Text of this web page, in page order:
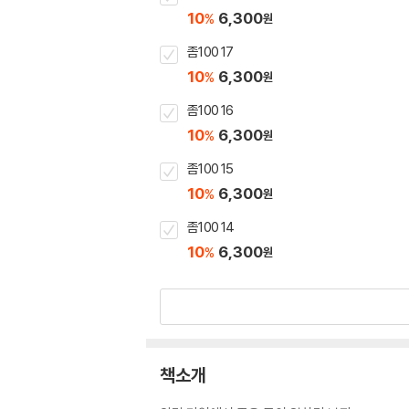
10% 6,300원
좀100 17
10% 6,300원
좀100 16
10% 6,300원
좀100 15
10% 6,300원
좀100 14
10% 6,300원
책소개